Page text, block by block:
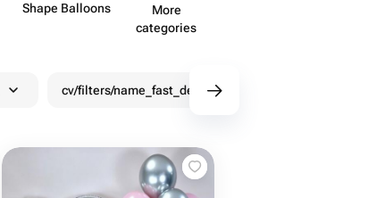
Shape Balloons
More
categories
cv/filters/name_fast_delivery